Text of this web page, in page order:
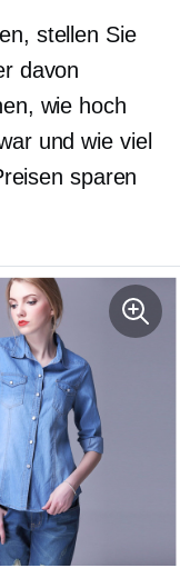
stellen Sie
davon
wie hoch
und wie viel
sparen